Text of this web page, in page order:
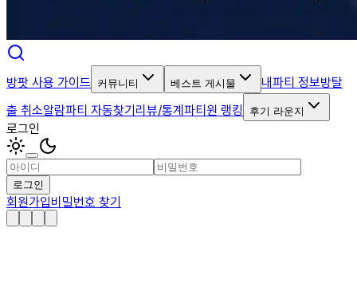
방팟 사용 가이드 커뮤니티 베스트 게시물 내파티 정보방탈
출 취소알람파티 자동찾기리뷰/통계파티원 랭킹 후기 라운지
로그인
로그인
회원가입비밀번호 찾기